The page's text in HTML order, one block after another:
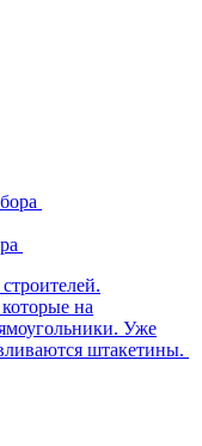
на
Уже
штакетины.